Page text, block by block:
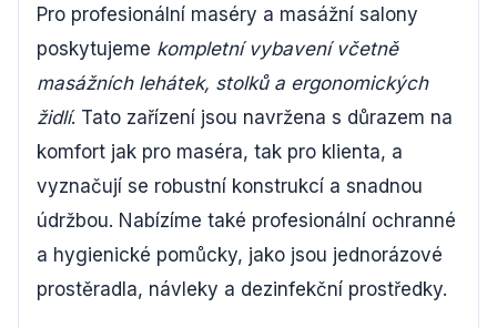
Pro profesionální maséry a masážní salony
poskytujeme kompletní vybavení včetně
masážních lehátek, stolků a ergonomických
židlí. Tato zařízení jsou navržena s důrazem na
komfort jak pro maséra, tak pro klienta, a
vyznačují se robustní konstrukcí a snadnou
údržbou. Nabízíme také profesionální ochranné
a hygienické pomůcky, jako jsou jednorázové
prostěradla, návleky a dezinfekční prostředky.